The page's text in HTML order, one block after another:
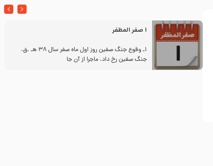
1 صفر المظفر
1ـ وقوع جنگ صفین روز اول ماه صفر سال 38 هـ .ق.
جنگ صفین رخ داد. ماجرا از آن جا